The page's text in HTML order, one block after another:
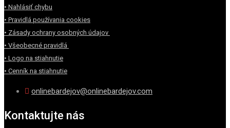
• Nahlásiť chybu
• Pravidlá používania cookies
• Zásady ochrany osobných údajov
• Všeobecné pravidlá
• Logo na stiahnutie
• Cenník na stiahnutie
onlinebardejov@onlinebardejov.com
Kontaktujte nás